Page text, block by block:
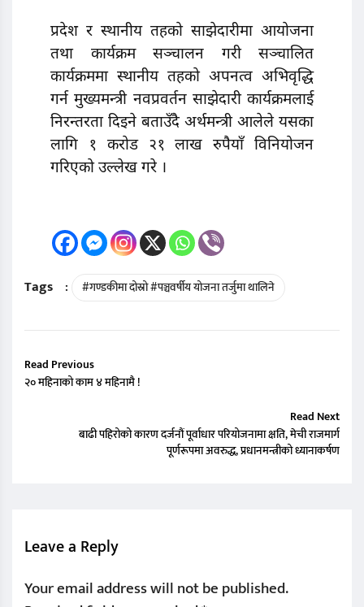
प्रदेश र स्थानीय तहको साझेदारीमा आयोजना
तथा कार्यक्रम सञ्चालन गरी सञ्चालित
कार्यक्रममा स्थानीय तहको अपनत्व अभिवृद्धि
गर्न मुख्यमन्त्री नवप्रवर्तन साझेदारी कार्यक्रमलाई
निरन्तरता दिइने बताउँदै अर्थमन्त्री आलेले यसका
लागि १ करोड २१ लाख रुपैयाँ विनियोजन
गरिएको उल्लेख गरे ।
Tags : #गण्डकीमा दोस्रो #पञ्चवर्षीय योजना तर्जुमा थालिने
Read Previous
२० महिनाको काम ४ महिनामै !
Read Next
बाढी पहिरोको कारण दर्जनौं पूर्वाधार परियोजनामा क्षति, मेची राजमार्ग
पूर्णरूपमा अवरुद्ध, प्रधानमन्त्रीको ध्यानाकर्षण
Leave a Reply
Your email address will not be published.